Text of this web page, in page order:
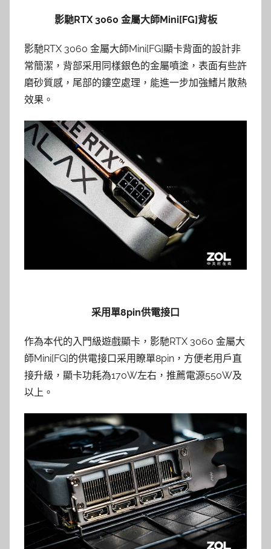
影馳RTX 3060 金屬大師Mini[FG]背板
影馳RTX 3060 金屬大師Mini[FG]顯卡背面的設計非
常簡潔，背部采用同樣銀色的金屬噴塗，表面有些許
磨砂質感，尾部的鏤空處理，能進一步加強鰭片散熱
效果。
采用單8pin供電接口
作為本代的入門級遊戲顯卡，影馳RTX 3060 金屬大
師Mini[FG]的供電接口采用瞭單8pin，方便老用戶直
接升級，顯卡功耗為170W左右，推薦電源550W及
以上。